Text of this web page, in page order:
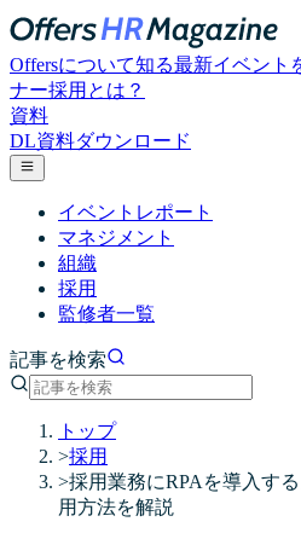
Offersについて知る最新イベント
ナー採用とは？
資料
DL資料ダウンロード
イベントレポート
マネジメント
組織
採用
監修者一覧
記事を検索
トップ
>採用
>採用業務にRPAを導入す
用方法を解説